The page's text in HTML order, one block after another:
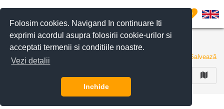
Folosim cookies. Navigand In continuare Iti
exprimi acordul asupra folosirii cookie-urilor si
acceptati termenii si conditiile noastre.
Vezi detalii
Inchide
0
Case/Vile de inchiriat in Iancu Nicolae Jolie Ville
27 de anunturi Salvează
FILTREAZA